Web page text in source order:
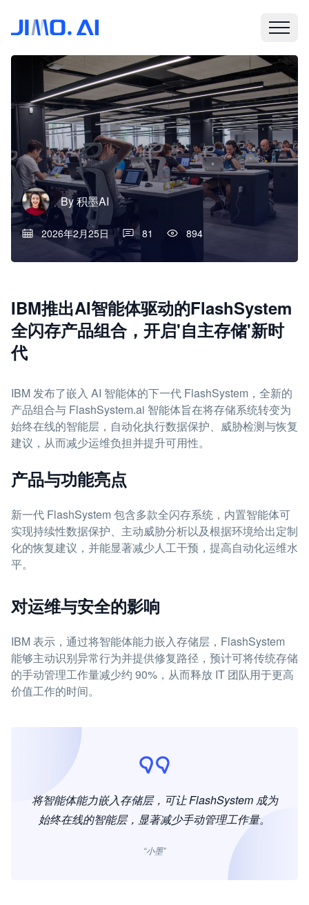
By积墨AI
2026年2月25日 81 894
IBM推出AI智能体驱动的FlashSystem
全闪存产品组合，开启'自主存储'新时
代
IBM 发布了嵌入 AI 智能体的下一代 FlashSystem，全新的
产品组合与 FlashSystem.ai 智能体旨在将存储系统转变为
始终在线的智能层，自动化执行数据保护、威胁检测与恢复
建议，从而减少运维负担并提升可用性。
产品与功能亮点
新一代 FlashSystem 包含多款全闪存系统，内置智能体可
实现持续性数据保护、主动威胁分析以及根据环境给出定制
化的恢复建议，并能显著减少人工干预，提高自动化运维水
平。
对运维与安全的影响
IBM 表示，通过将智能体能力嵌入存储层，FlashSystem
能够主动识别异常行为并提供修复路径，预计可将传统存储
的手动管理工作量减少约 90%，从而释放 IT 团队用于更高
价值工作的时间。
将智能体能力嵌入存储层，可让 FlashSystem 成为
始终在线的智能层，显著减少手动管理工作量。
“小墨”